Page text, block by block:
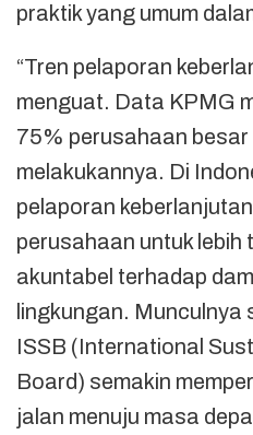
praktik yang umum
“Tren pelaporan
menguat. Data KPMG
75% perusahaan besar
melakukannya. Di
pelaporan
perusahaan untuk lebih
akuntabel terhadap
lingkungan.
ISSB (International
Board) semakin
jalan menuju masa